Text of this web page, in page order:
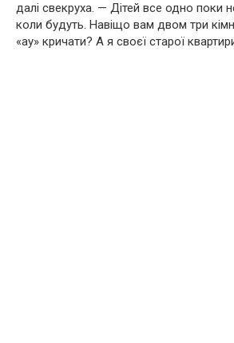
далі свекруха. — Дітей все одно поки
коли будуть. Навіщо вам двом три
«ау» кричати? А я своєї старої